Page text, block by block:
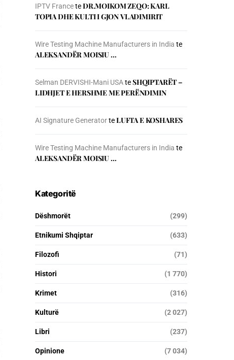
IPTV FranceteDR.MOIKOM ZEQO: KARL
TOPIA DHE KULTI I GJON VLADIMIRIT
Wire Testing Machine Manufacturers in India te
ALEKSANDËR MOISIU …
Selman DERVISHI-Mani USAteSHQIPTARËT –
LIDHJET E HERSHME ME PERËNDIMIN
AI Signature GeneratorteLUFTA E KOSHARES
Wire Testing Machine Manufacturers in India te
ALEKSANDËR MOISIU …
Kategoritë
Dëshmorët (299)
Etnikumi Shqiptar (633)
Filozofi (71)
Histori (1 770)
Krimet (316)
Kulturë (2 027)
Libri (237)
Opinione (7 034)